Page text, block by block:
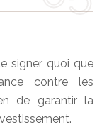
signer quoi que
contre les
de garantir la